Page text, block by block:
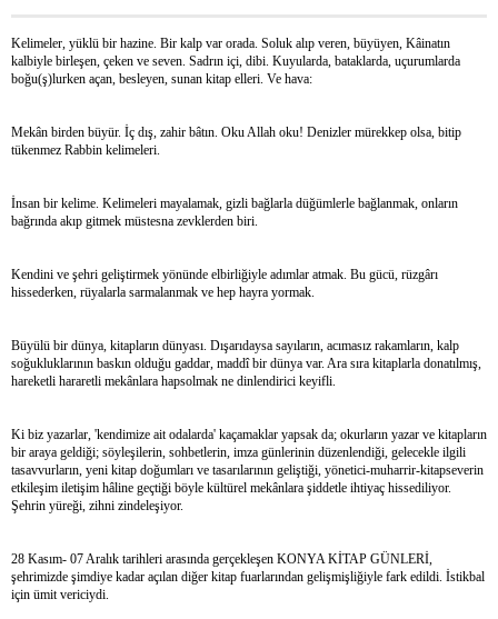
Kelimeler, yüklü bir hazine. Bir kalp var orada. Soluk alıp veren, büyüyen, Kâinatın
kalbiyle birleşen, çeken ve seven. Sadrın içi, dibi. Kuyularda, bataklarda, uçurumlarda
boğu(ş)lurken açan, besleyen, sunan kitap elleri. Ve hava:
Mekân birden büyür. İç dış, zahir bâtın. Oku Allah oku! Denizler mürekkep olsa, bitip
tükenmez Rabbin kelimeleri.
İnsan bir kelime. Kelimeleri mayalamak, gizli bağlarla düğümlerle bağlanmak, onların
bağrında akıp gitmek müstesna zevklerden biri.
Kendini ve şehri geliştirmek yönünde elbirliğiyle adımlar atmak. Bu gücü, rüzgârı
hissederken, rüyalarla sarmalanmak ve hep hayra yormak.
Büyülü bir dünya, kitapların dünyası. Dışarıdaysa sayıların, acımasız rakamların, kalp
soğukluklarının baskın olduğu gaddar, maddî bir dünya var. Ara sıra kitaplarla donatılmış,
hareketli hararetli mekânlara hapsolmak ne dinlendirici keyifli.
Ki biz yazarlar, 'kendimize ait odalarda' kaçamaklar yapsak da; okurların yazar ve kitapların
bir araya geldiği; söyleşilerin, sohbetlerin, imza günlerinin düzenlendiği, gelecekle ilgili
tasavvurların, yeni kitap doğumları ve tasarılarının geliştiği, yönetici-muharrir-kitapseverin
etkileşim iletişim hâline geçtiği böyle kültürel mekânlara şiddetle ihtiyaç hissediliyor.
Şehrin yüreği, zihni zindeleşiyor.
28 Kasım- 07 Aralık tarihleri arasında gerçekleşen KONYA KİTAP GÜNLERİ,
şehrimizde şimdiye kadar açılan diğer kitap fuarlarından gelişmişliğiyle fark edildi. İstikbal
için ümit vericiydi.